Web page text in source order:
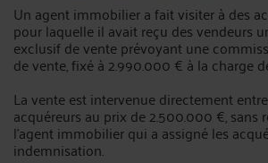
Un agent immobilier a fait visiter à des
pour laquelle il avait reçu des vendeurs
exclusif de vente prévoyant une
de vente, fixé à 2.990.000 € à la charge
La vente est intervenue directement
acquéreurs au prix de 2.500.000 €, sans
l’agent immobilier qui a assigné les
indemnisation.